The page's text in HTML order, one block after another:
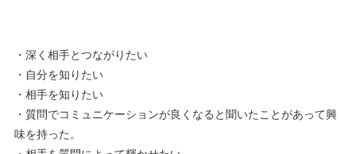
・深く相手とつながりたい
・自分を知りたい
・相手を知りたい
・質問でコミュニケーションが良くなると聞いたことがあって興
味を持った。